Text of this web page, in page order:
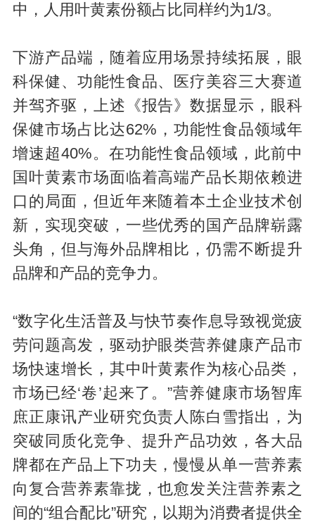
中，人用叶黄素份额占比同样约为1/3。
下游产品端，随着应用场景持续拓展，眼
科保健、功能性食品、医疗美容三大赛道
并驾齐驱，上述《报告》数据显示，眼科
保健市场占比达62%，功能性食品领域年
增速超40%。在功能性食品领域，此前中
国叶黄素市场面临着高端产品长期依赖进
口的局面，但近年来随着本土企业技术创
新，实现突破，一些优秀的国产品牌崭露
头角，但与海外品牌相比，仍需不断提升
品牌和产品的竞争力。
“数字化生活普及与快节奏作息导致视觉疲
劳问题高发，驱动护眼类营养健康产品市
场快速增长，其中叶黄素作为核心品类，
市场已经‘卷’起来了。”营养健康市场智库
庶正康讯产业研究负责人陈白雪指出，为
突破同质化竞争、提升产品功效，各大品
牌都在产品上下功夫，慢慢从单一营养素
向复合营养素靠拢，也愈发关注营养素之
间的“组合配比”研究，以期为消费者提供全